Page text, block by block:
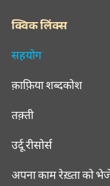
क्विक लिंक्स
सहयोग
क़ाफ़िया शब्दकोश
तक़्ती
उर्दू रीसोर्स
अपना काम रेख़्ता को